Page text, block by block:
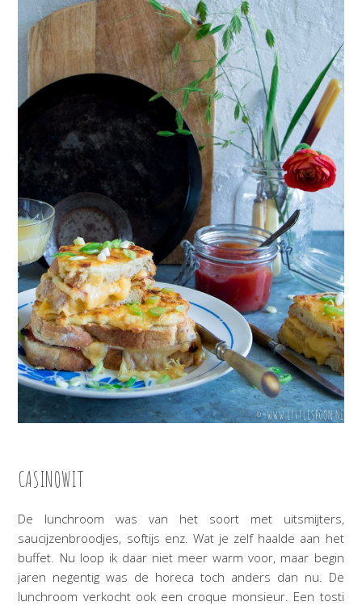
CASINOWIT
De lunchroom was van het soort met uitsmijters,
saucijzenbroodjes, softijs enz. Wat je zelf haalde aan het
buffet. Nu loop ik daar niet meer warm voor, maar begin
jaren negentig was de horeca toch anders dan nu. De
lunchroom verkocht ook een croque monsieur. Een tosti